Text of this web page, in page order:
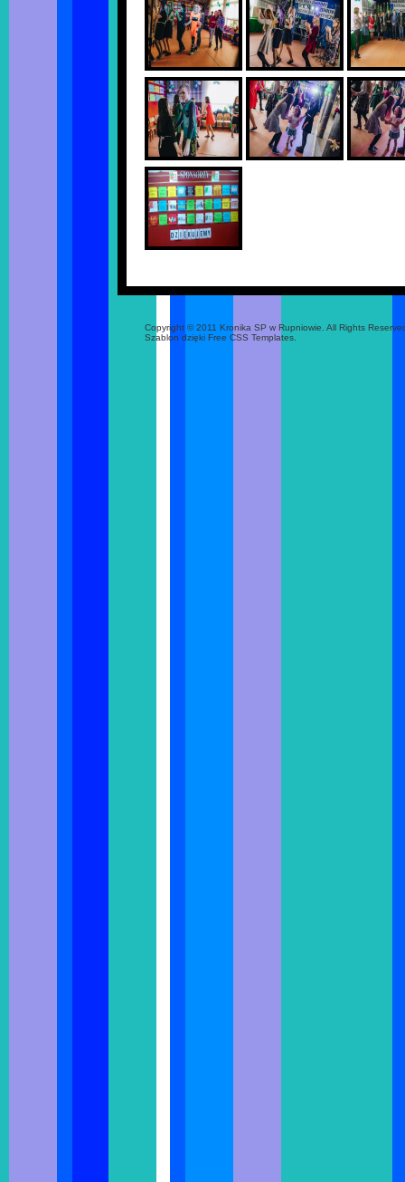
Copyright © 2011 Kronika SP w Rupniowie. All Rights
Szablon dzięki Free CSS Templates.